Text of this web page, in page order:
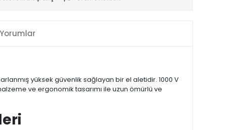
Yorumlar
yüksek güvenlik sağlayan bir el aletidir. 1000 V
ve ergonomik tasarımı ile uzun ömürlü ve